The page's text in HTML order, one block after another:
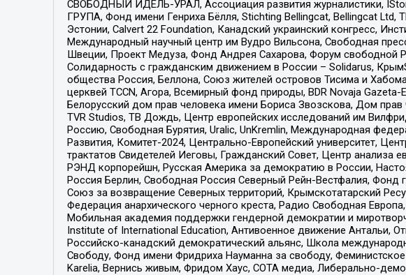
СВОБОДНЫЙ ИДЕЛЬ-УРАЛ, Ассоциация развития журналистики,
ГРУПА, Фонд имени Генриха Бёлля, Stichting Bellingcat, Bellingcat
Эстонии, Calvert 22 Foundation, Канадский украинский конгресс,
Международный научный центр им Вудро Вильсона, Свободная
Швеции, Проект Медуза, Фонд Андрея Сахарова, Форум свободной
Солидарность с гражданским движением в России – Solidarus,
общества Россия, Беллона, Союз жителей островов Тисима и
церквей TCCN, Агора, Всемирный фонд природы, BDR Novaja
Белорусский дом прав человека имени Бориса Звозскова, Дом
TVR Studios, ТВ Дождь, Центр европейских исследований им
Россию, Свободная Бурятия, Uralic, UnKremlin, Международная
Развития, Комитет-2024, Центрально-Европейский университет,
трактатов Свидетелей Иеговы, Гражданский Совет, Центр анализа
РЭНД корпорейшн, Русская Америка за демократию в России,
Россия Берлин, Свободная Россия Северный Рейн-Вестфалия, Фонд
Союз за возвращение Северных территорий, Крымскотатарский
Федерация анархического черного креста, Радио Свободная
Мобильная академия поддержки гендерной демократии и
Institute of International Education, Антивоенное движение Антальи,
Российско-канадский демократический альянс, Школа
Свободу, Фонд имени Фридриха Науманна за свободу,
Karelia, Вернись живым, Фридом Хаус, СОТА медиа, Либерально-